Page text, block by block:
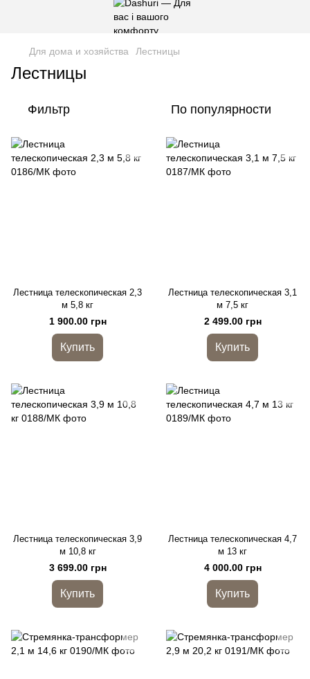
Для дома и хозяйства Лестницы
Лестницы
Фильтр По популярности
Лестница телескопическая 2,3
м 5,8 кг
1 900.00 грн
Купить
Лестница телескопическая 3,1
м 7,5 кг
2 499.00 грн
Купить
Лестница телескопическая 3,9
м 10,8 кг
3 699.00 грн
Купить
Лестница телескопическая 4,7
м 13 кг
4 000.00 грн
Купить